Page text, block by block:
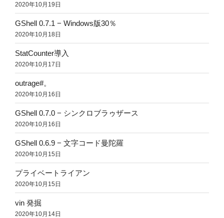
2020年10月19日
GShell 0.7.1 − Windows版30％
2020年10月18日
StatCounter導入
2020年10月17日
outrage#。
2020年10月16日
GShell 0.7.0 − シンクロブラゥザース
2020年10月16日
GShell 0.6.9 − 文字コード曼陀羅
2020年10月15日
プライベートライアン
2020年10月15日
vin 発掘
2020年10月14日